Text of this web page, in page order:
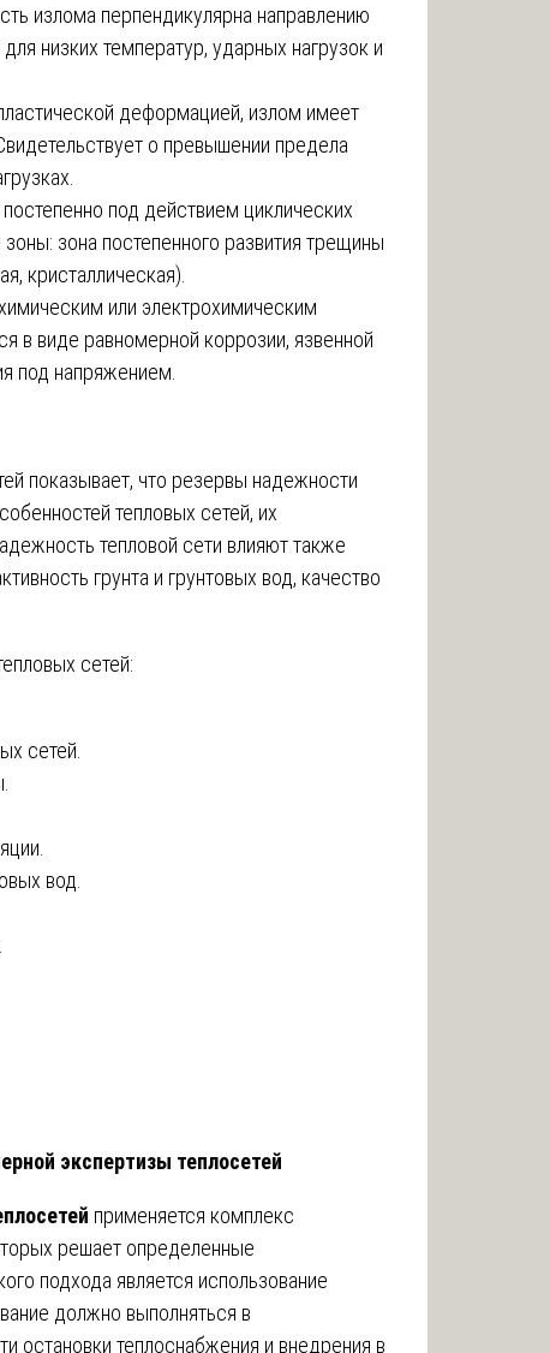
излома перпендикулярна направлению
низких температур, ударных нагрузок и
деформацией, излом имеет
о превышении предела
под действием циклических
зона постепенного развития трещины
кристаллическая).
или электрохимическим
в виде равномерной коррозии, язвенной
под напряжением.
показывает, что резервы надежности
тепловых сетей, их
тепловой сети влияют также
грунта и грунтовых вод, качество
сетей:
сетей.
вод.
экспертизы теплосетей
применяется комплекс
решает определенные
подхода является использование
должно выполняться в
остановки теплоснабжения и внедрения в